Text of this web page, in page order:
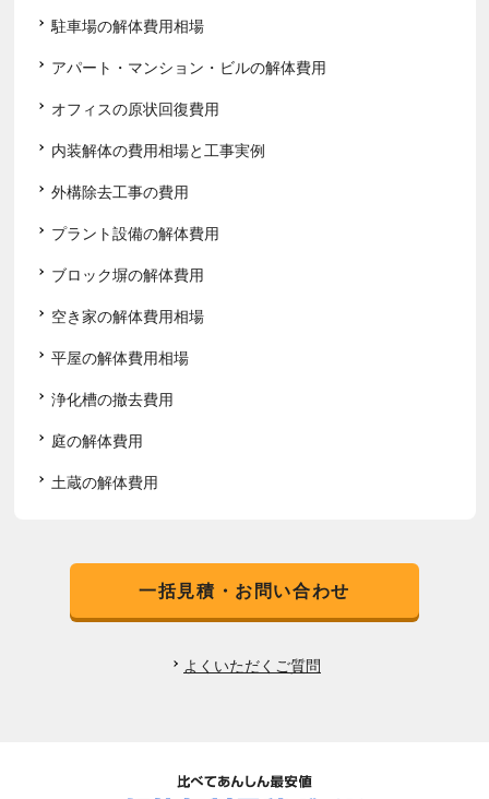
駐車場の解体費用相場
アパート・マンション・ビルの解体費用
オフィスの原状回復費用
内装解体の費用相場と工事実例
外構除去工事の費用
プラント設備の解体費用
ブロック塀の解体費用
空き家の解体費用相場
平屋の解体費用相場
浄化槽の撤去費用
庭の解体費用
土蔵の解体費用
一括見積・お問い合わせ
よくいただくご質問